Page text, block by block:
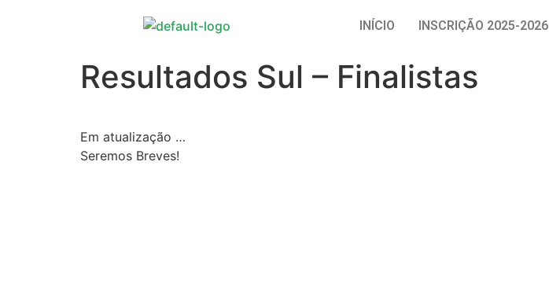
INÍCIO INSCRIÇÃO 2025-2026
Resultados Sul – Finalistas
Em atualização …
Seremos Breves!